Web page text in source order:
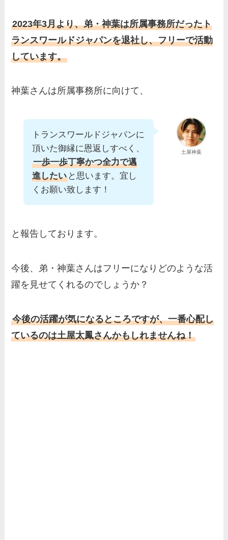
2023年3月より、弟・神葉は所属事務所だったト
ランスワールドジャパンを退社し、フリーで活動
しています。
神葉さんは所属事務所に向けて、
土屋神葉
トランスワールドジャパンに
頂いた御縁に恩返しすべく、
一歩一歩丁寧かつ全力で邁
進したい と思います。宜し
くお願い致します！
と報告しております。
今後、弟・神葉さんはフリーになりどのような活
躍を見せてくれるのでしょうか？
今後の活躍が気になるところですが、一番心配し
ているのは土屋太鳳さんかもしれませんね！